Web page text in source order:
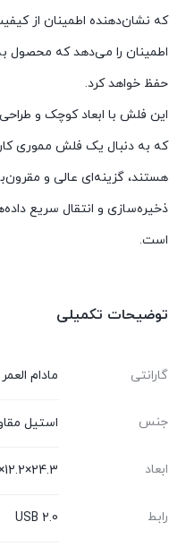
که نشان‌دهنده اطمینان از
اطمینان را می‌دهد که محصول
حفظ خواهد کرد.
این فلش با ابعاد کوچک و
هستند، گزینه‌ای عالی و
ذخیره‌سازی و انتقال سریع
است.
توضیحات تکمیلی
گارانتی مادام
جنس استیل
ابعاد 24.3×12.2×4.6 میلی متر
رابط USB 2.0